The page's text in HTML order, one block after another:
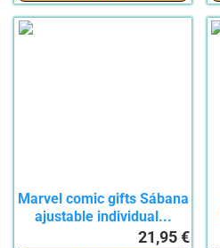
Marvel comic gifts Sábana
ajustable individual...
21,95 €